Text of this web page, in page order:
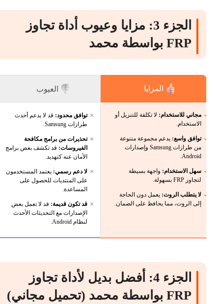
الجزء 3: مزايا وعيوب أداة تجاوز
FRP بواسطة محمد
المزايا
مجاني للاستخدام: لا تكلفة للتنزيل أو
الاستخدام.
توافق واسع: يدعم مجموعة متنوعة
من طرازات Samsung وإصدارات
Android.
سهل الاستخدام: واجهة بسيطة
لتجاوز FRP بسهولة.
لا يتطلب الروت: يعمل دون الحاجة
إلى الروت، مما يحافظ على الضمان.
العيوب
توافق محدود: قد لا يدعم أحدث
طرازات Samsung.
تحذيرات من برامج مكافحة
الفيروسات: قد تكشف بعض برامج
الأمان عنه كتهديد.
لا دعم رسمي: يعتمد المستخدمون
على المنتديات للحصول على
المساعدة.
قد تكون قديمة: قد لا تعمل بعض
الإصدارات مع التحديثات الأحدث
لنظام Android.
الجزء 4: أفضل بديل لأداة تجاوز
FRP بواسطة محمد (تحميل مجاني)